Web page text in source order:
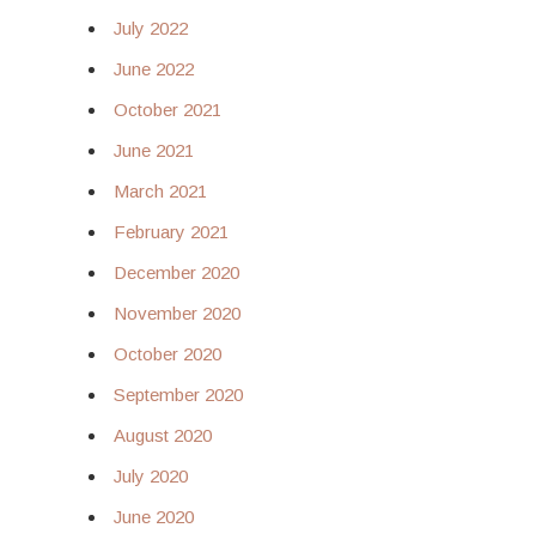
July 2022
June 2022
October 2021
June 2021
March 2021
February 2021
December 2020
November 2020
October 2020
September 2020
August 2020
July 2020
June 2020